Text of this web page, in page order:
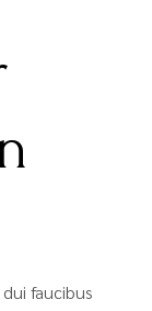
faucibus